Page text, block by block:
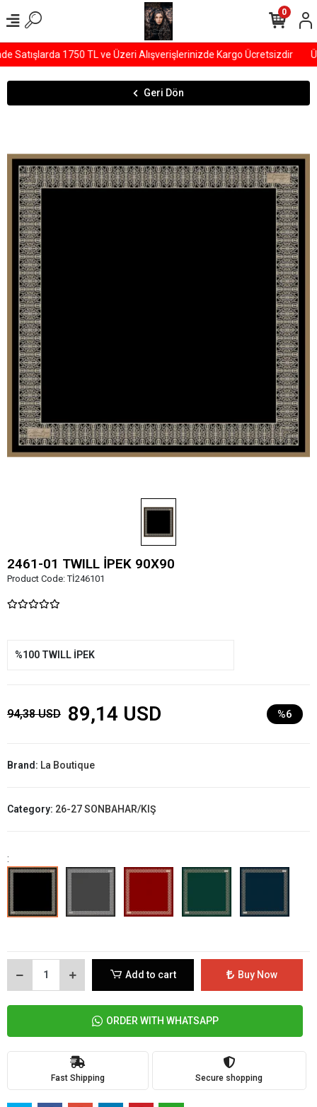
Satışlarda 1750 TL ve Üzeri Alışverişlerinizde Kargo Ücretsizdir
0
Geri Dön
2461-01 TWILL İPEK 90X90
Product Code:Tİ246101
%100 TWILL İPEK
94,38 USD 89,14 USD %6
Brand: La Boutique
Category: 26-27 SONBAHAR/KIŞ
:
Add to cart Buy Now
ORDER WITH WHATSAPP
Fast Shipping Secure shopping